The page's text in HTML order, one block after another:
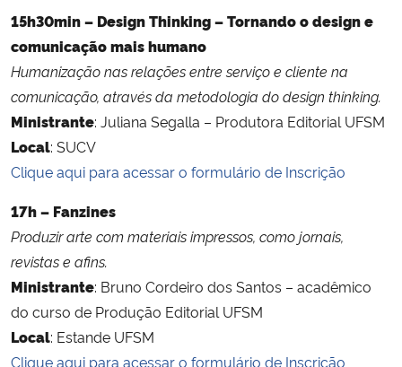
15h30min – Design Thinking – Tornando o design e
comunicação mais humano
Humanização nas relações entre serviço e cliente na
comunicação, através da metodologia do design thinking.
Ministrante: Juliana Segalla – Produtora Editorial UFSM
Local: SUCV
Clique aqui para acessar o formulário de Inscrição
17h – Fanzines
Produzir arte com materiais impressos, como jornais,
revistas e afins.
Ministrante: Bruno Cordeiro dos Santos – acadêmico
do curso de Produção Editorial UFSM
Local: Estande UFSM
Clique aqui para acessar o formulário de Inscrição